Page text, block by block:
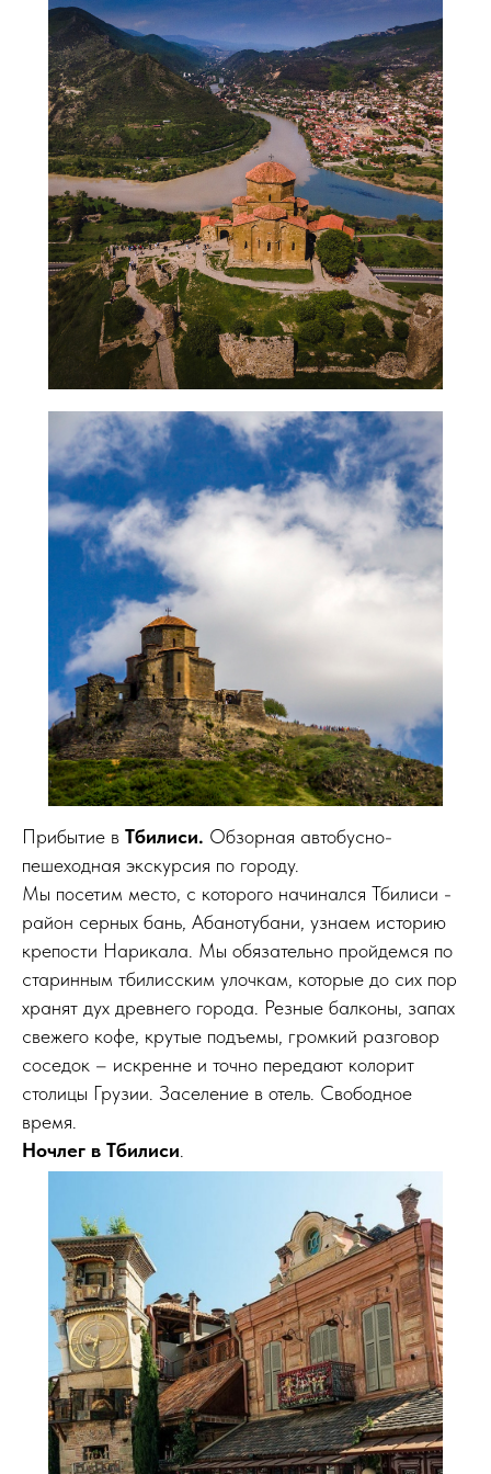
Прибытие в Тбилиси. Обзорная автобусно-
пешеходная экскурсия по городу.
Мы посетим место, с которого начинался Тбилиси -
район серных бань, Абанотубани, узнаем историю
крепости Нарикала. Мы обязательно пройдемся по
старинным тбилисским улочкам, которые до сих пор
хранят дух древнего города. Резные балконы, запах
свежего кофе, крутые подъемы, громкий разговор
соседок – искренне и точно передают колорит
столицы Грузии. Заселение в отель. Свободное
время.
Ночлег в Тбилиси